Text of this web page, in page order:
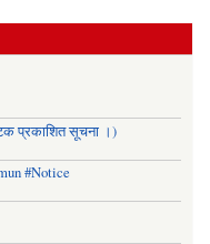
प्रकाशित सूचना ।)
#Notice